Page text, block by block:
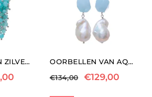
AMAZONIET EN ZILVEREN OORBELLEN
OORBELLEN VAN AQUAMARIJN EN BAROKPARELS
€134,00 €129,00